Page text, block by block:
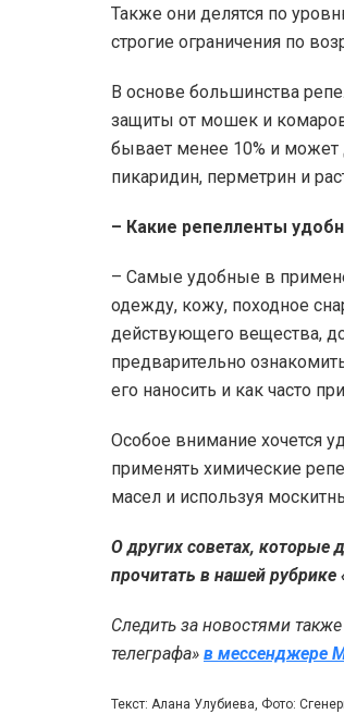
Также они делятся по
строгие ограничения по
В основе большинства
защиты от мошек и
бывает менее 10% и может
пикаридин, перметрин и
– Какие репелленты
– Самые удобные в
одежду, кожу, походное
действующего вещества,
предварительно
его наносить и как часто
Особое внимание хочется
применять химические
масел и используя
О других советах,
прочитать в нашей рубрике
Следить за новостями
телеграфа» в мессенджере
Текст: Алана Улубиева, Фото: